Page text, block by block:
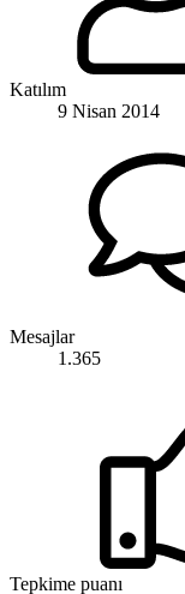
Katılım
9 Nisan 2014
Mesajlar
1.365
Tepkime puanı